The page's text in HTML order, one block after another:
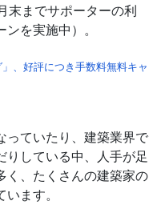
末までサポーターの利
を実施中）。
、好評につき手数料無料キャ
っていたり、建築業界で
りしている中、人手が足
く、たくさんの建築家の
ます。